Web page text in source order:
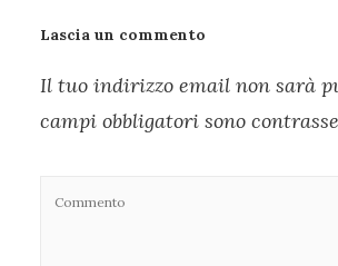
Lascia un commento
Il tuo indirizzo email non sarà
campi obbligatori sono